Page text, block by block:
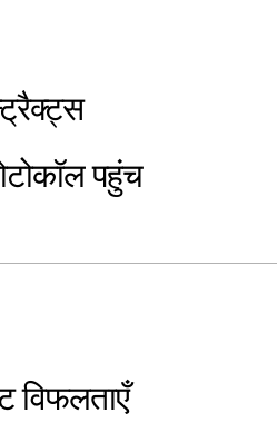
पहुंच
विफलताएँ